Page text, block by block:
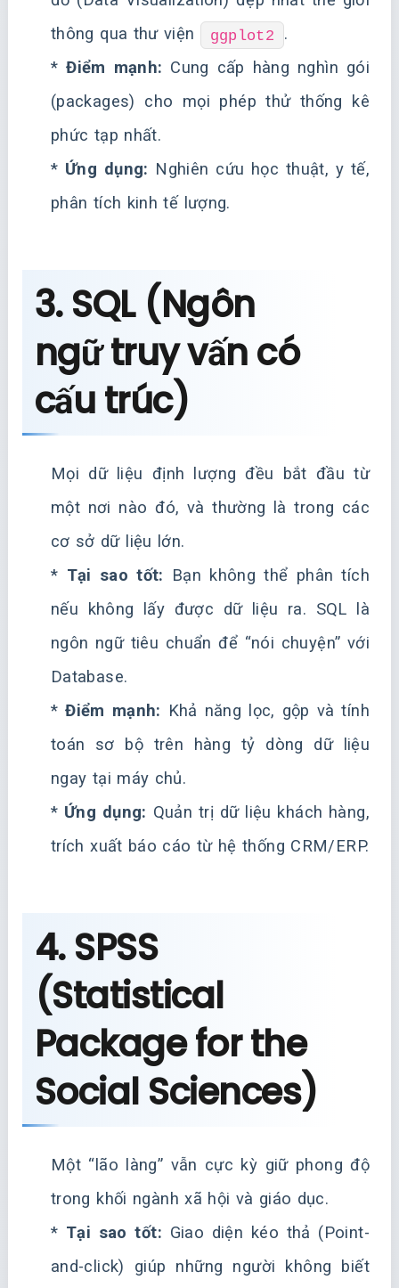
thông qua thư viện
ggplot2
.
*Điểm mạnh: Cung cấp hàng nghìn gói
(packages) cho mọi phép thử thống kê
phức tạp nhất.
* Ứng dụng: Nghiên cứu học thuật, y tế,
phân tích kinh tế lượng.
3. SQL (Ngôn
ngữ truy vấn có
cấu trúc)
Mọi dữ liệu định lượng đều bắt đầu từ
một nơi nào đó, và thường là trong các
cơ sở dữ liệu lớn.
* Tại sao tốt: Bạn không thể phân tích
nếu không lấy được dữ liệu ra. SQL là
ngôn ngữ tiêu chuẩn để “nói chuyện” với
Database.
*Điểm mạnh: Khả năng lọc, gộp và tính
toán sơ bộ trên hàng tỷ dòng dữ liệu
ngay tại máy chủ.
* Ứng dụng: Quản trị dữ liệu khách hàng,
trích xuất báo cáo từ hệ thống CRM/ERP.
4. SPSS
(Statistical
Package for the
Social Sciences)
Một “lão làng” vẫn cực kỳ giữ phong độ
trong khối ngành xã hội và giáo dục.
* Tại sao tốt: Giao diện kéo thả (Point-
and-click) giúp những người không biết